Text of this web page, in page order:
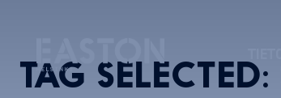
TAG SELECTED: